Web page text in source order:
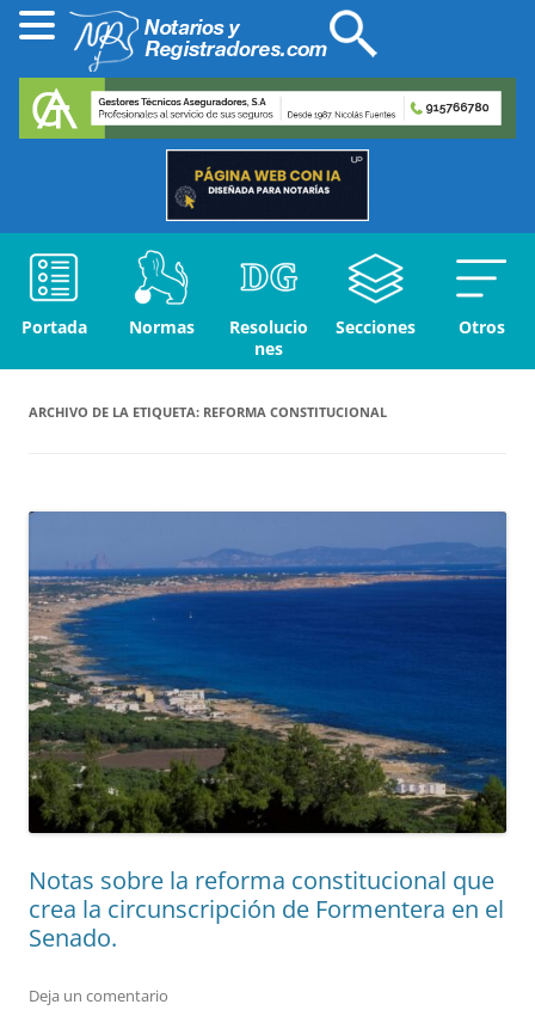
Portada Normas
Resolucio
nes
Secciones Otros
ARCHIVO DE LA ETIQUETA: REFORMA CONSTITUCIONAL
Notas sobre la reforma constitucional que
crea la circunscripción de Formentera en el
Senado.
Deja un comentario